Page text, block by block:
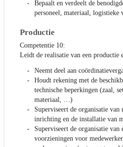
Bepaalt en verdeelt de
personeel, materiaal, logistieke
Productie
Competentie 10:
Leidt de realisatie van een productie
Neemt deel aan
Houdt rekening met de
technische beperkingen (zaal,
materiaal, …)
Superviseert de organisatie van
inrichting en de installatie van
Superviseert de organisatie van
voorzieningen voor